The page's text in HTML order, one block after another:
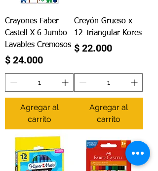
Crayones Faber
Castell X 6 Jumbo
Lavables Cremosos
Precio
$ 24.000
Agregar al
carrito
Creyón Grueso x
12 Triangular Kores
Precio
$ 22.000
Agregar al
carrito